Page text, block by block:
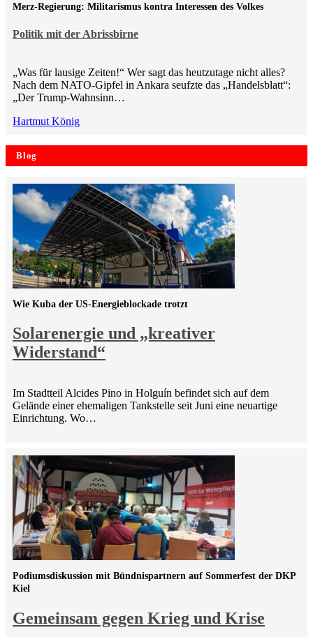
Politik mit der Abrissbirne
Merz-Regierung: Militarismus kontra Inte­ressen des Volkes
„Was für lausige Zeiten!“ Wer sagt das heutzutage nicht alles?
Nach dem NATO-Gipfel in Ankara seufzte das „Handelsblatt“:
„Der Trump-Wahnsinn…
Hartmut König
Blog
Solarenergie und „kreativer
Widerstand“
Wie Kuba der US-Energieblockade trotzt
Im Stadtteil Alcides Pino in Holguín befindet sich auf dem
Gelände einer ehemaligen Tankstelle seit Juni eine neuartige
Einrichtung. Wo…
Gemeinsam gegen Krieg und Krise
Podiumsdiskussion mit Bündnispartnern auf Sommerfest der DKP
Kiel